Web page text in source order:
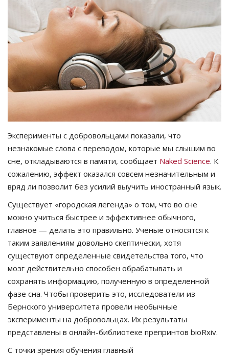
МИР
СПЕЦПРОЕКТЫ
СПОРТ
Чек-лист
РАЗВЛЕЧЕНИЯ
OFFICIAL
Курултай
Язык
Қазақша Русский
Эксперименты с добровольцами показали, что
незнакомые слова с переводом, которые мы слышим во
сне, откладываются в памяти, сообщает Naked Science. К
сожалению, эффект оказался совсем незначительным и
вряд ли позволит без усилий выучить иностранный язык.
Существует «городская легенда» о том, что во сне
можно учиться быстрее и эффективнее обычного,
главное — делать это правильно. Ученые относятся к
таким заявлениям довольно скептически, хотя
существуют определенные свидетельства того, что
мозг действительно способен обрабатывать и
сохранять информацию, полученную в определенной
фазе сна. Чтобы проверить это, исследователи из
Бернского университета провели необычные
эксперименты на добровольцах. Их результаты
представлены в онлайн-библиотеке препринтов bioRxiv.
С точки зрения обучения главный